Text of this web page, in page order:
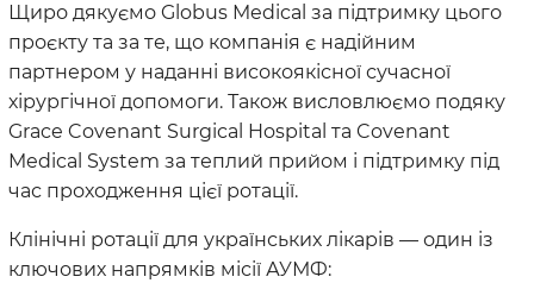
Щиро дякуємо Globus Medical за підтримку цього
проєкту та за те, що компанія є надійним
партнером у наданні високоякісної сучасної
хірургічної допомоги. Також висловлюємо подяку
Grace Covenant Surgical Hospital та Covenant
Medical System за теплий прийом і підтримку під
час проходження цієї ротації.
Клінічні ротації для українських лікарів — один із
ключових напрямків місії АУМФ: